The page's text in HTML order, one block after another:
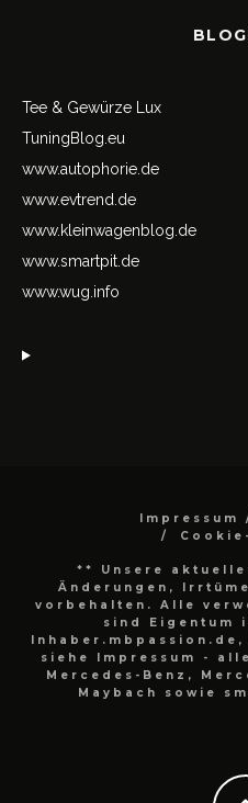
Tee & Gewürze Lux
TuningBlog.eu
www.autophorie.de
www.evtrend.de
www.kleinwagenblog.de
www.smartpit.de
www.wug.info
Impressum
** Unsere
Änderungen,
vorbehalten. Alle
sind Eigentum
siehe Impressum -
Mercedes-Benz,
Maybach sowie